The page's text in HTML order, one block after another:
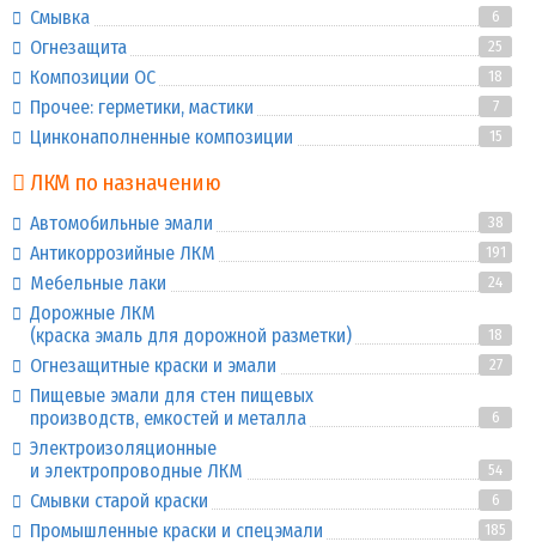
Смывка 6
Огнезащита 25
Композиции ОС 18
Прочее: герметики, мастики 7
Цинконаполненные композиции 15
ЛКМ по назначению
Автомобильные эмали 38
Антикоррозийные ЛКМ 191
Мебельные лаки 24
Дорожные ЛКМ
(краска эмаль для дорожной разметки)
18
Огнезащитные краски и эмали 27
Пищевые эмали для стен пищевых
производств, емкостей и металла
6
Электроизоляционные
и электропроводные ЛКМ
54
Смывки старой краски 6
Промышленные краски и спецэмали 185